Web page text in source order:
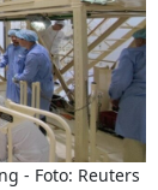
- Foto: Reuters